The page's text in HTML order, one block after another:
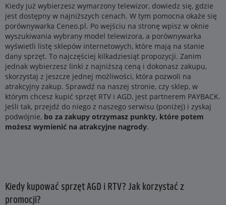
Kiedy już wybierzesz wymarzony telewizor, dowiedz się, gdzie
jest dostępny w najniższych cenach. W tym pomocna okaże się
porównywarka Ceneo.pl. Po wejściu na stronę wpisz w oknie
wyszukiwania wybrany model telewizora, a porównywarka
wyświetli listę sklepów internetowych, które mają na stanie
dany sprzęt. To najczęściej kilkadziesiąt propozycji. Zanim
jednak wybierzesz linki z najniższą ceną i dokonasz zakupu,
skorzystaj z jeszcze jednej możliwości, która pozwoli na
atrakcyjny zakup. Sprawdź na naszej stronie, czy sklep, w
którym chcesz kupić sprzęt RTV i AGD, jest partnerem PAYBACK.
Jeśli tak, przejdź do niego z naszego serwisu (poniżej) i zyskaj
podwójnie, bo za zakupy otrzymasz punkty, które potem
możesz wymienić na atrakcyjne nagrody.
Kiedy kupować sprzęt AGD i RTV? Jak korzystać z
promocji?